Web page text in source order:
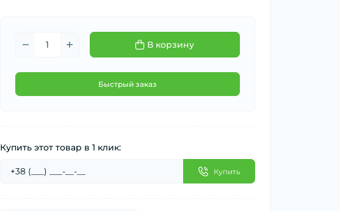
В корзину
Быстрый заказ
Купить этот товар в 1 клик:
Купить